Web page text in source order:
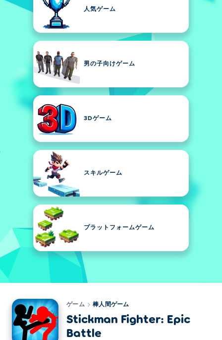
人気ゲーム
男の子向けゲーム
3Dゲーム
スキルゲーム
プラットフォームゲーム
ゲーム 棒人間ゲーム
Stickman Fighter: Epic
Battle